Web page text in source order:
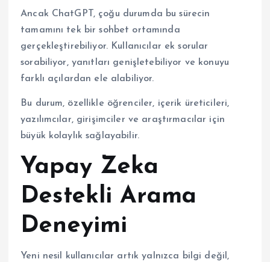
Ancak ChatGPT, çoğu durumda bu sürecin
tamamını tek bir sohbet ortamında
gerçekleştirebiliyor. Kullanıcılar ek sorular
sorabiliyor, yanıtları genişletebiliyor ve konuyu
farklı açılardan ele alabiliyor.
Bu durum, özellikle öğrenciler, içerik üreticileri,
yazılımcılar, girişimciler ve araştırmacılar için
büyük kolaylık sağlayabilir.
Yapay Zeka
Destekli Arama
Deneyimi
Yeni nesil kullanıcılar artık yalnızca bilgi değil,